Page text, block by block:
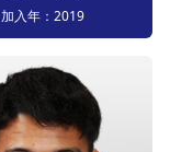
加入年： 2019